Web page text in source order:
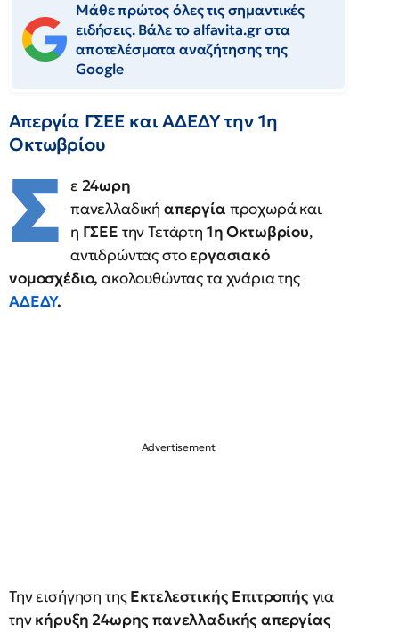
Μάθε πρώτος όλες τις σημαντικές
ειδήσεις. Βάλε το alfavita.gr στα
αποτελέσματα αναζήτησης της
Google
Απεργία ΓΣΕΕ και ΑΔΕΔΥ την 1η
Οκτωβρίoυ
Σ ε 24ωρη
πανελλαδική απεργία προχωρά και
η ΓΣΕΕ την Τετάρτη 1η Οκτωβρίου,
αντιδρώντας στοεργασιακό
νομοσχέδιο, ακολουθώντας τα χνάρια της
ΑΔΕΔΥ.
Την εισήγηση τηςΕκτελεστικής Επιτροπήςγια
τηνκήρυξη 24ωρης πανελλαδικής απεργίας